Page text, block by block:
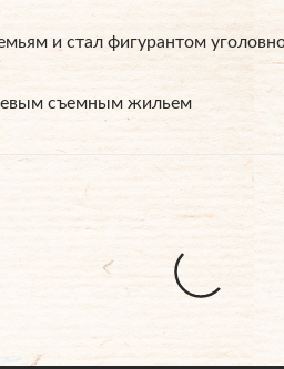
и стал фигурантом
съемным жильем